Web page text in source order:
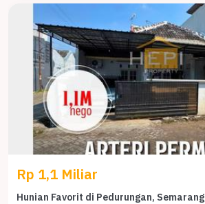
Rp 1,1 Miliar